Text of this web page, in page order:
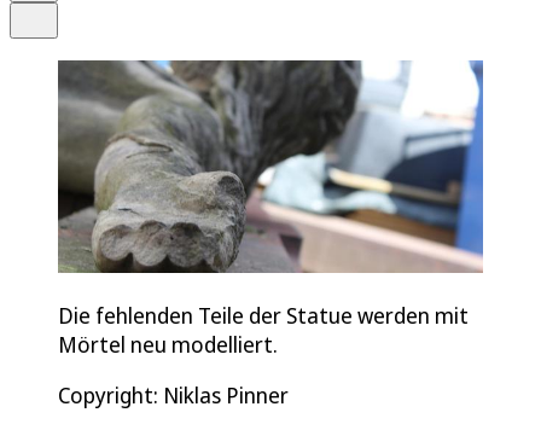
Die fehlenden Teile der Statue werden mit
Mörtel neu modelliert.
Copyright: Niklas Pinner